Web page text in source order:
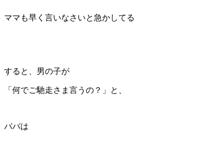
ママも早く言いなさいと急かしてる
すると、男の子が
「何でご馳走さま言うの？」と、
パパは